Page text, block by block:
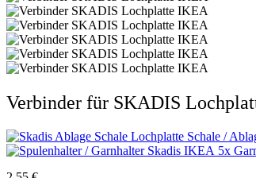
Verbinder für SKADIS
Schale /
5x